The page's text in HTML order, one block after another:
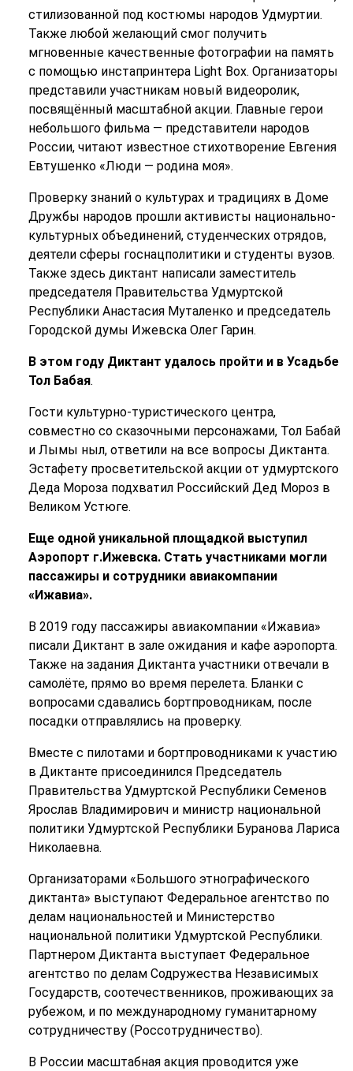
стилизованной под костюмы народов Удмуртии.
Также любой желающий смог получить
мгновенные качественные фотографии на память
с помощью инстапринтера Light Box. Организаторы
представили участникам новый видеоролик,
посвящённый масштабной акции. Главные герои
небольшого фильма — представители народов
России, читают известное стихотворение Евгения
Евтушенко «Люди — родина моя».
Проверку знаний о культурах и традициях в Доме
Дружбы народов прошли активисты национально-
культурных объединений, студенческих отрядов,
деятели сферы госнацполитики и студенты вузов.
Также здесь диктант написали заместитель
председателя Правительства Удмуртской
Республики Анастасия Муталенко и председатель
Городской думы Ижевска Олег Гарин.
В этом году Диктант удалось пройти и в Усадьбе
Тол Бабая.
Гости культурно-туристического центра,
совместно со сказочными персонажами, Тол Бабай
и Лымы ныл, ответили на все вопросы Диктанта.
Эстафету просветительской акции от удмуртского
Деда Мороза подхватил Российский Дед Мороз в
Великом Устюге.
Еще одной уникальной площадкой выступил
Аэропорт г.Ижевска. Стать участниками могли
пассажиры и сотрудники авиакомпании
«Ижавиа».
В 2019 году пассажиры авиакомпании «Ижавиа»
писали Диктант в зале ожидания и кафе аэропорта.
Также на задания Диктанта участники отвечали в
самолёте, прямо во время перелета. Бланки с
вопросами сдавались бортпроводникам, после
посадки отправлялись на проверку.
Вместе с пилотами и бортпроводниками к участию
в Диктанте присоединился Председатель
Правительства Удмуртской Республики Семенов
Ярослав Владимирович и министр национальной
политики Удмуртской Республики Буранова Лариса
Николаевна.
Организаторами «Большого этнографического
диктанта» выступают Федеральное агентство по
делам национальностей и Министерство
национальной политики Удмуртской Республики.
Партнером Диктанта выступает Федеральное
агентство по делам Содружества Независимых
Государств, соотечественников, проживающих за
рубежом, и по международному гуманитарному
сотрудничеству (Россотрудничество).
В России масштабная акция проводится уже